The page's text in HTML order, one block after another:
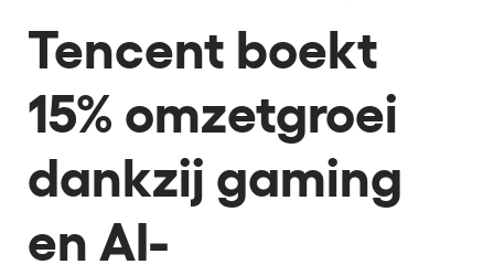
Tencent boekt
15% omzetgroei
dankzij gaming
en AI-